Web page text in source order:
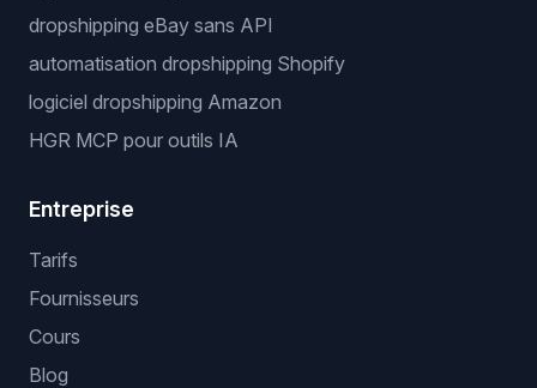
dropshipping eBay sans API
automatisation dropshipping Shopify
logiciel dropshipping Amazon
HGR MCP pour outils IA
Entreprise
Tarifs
Fournisseurs
Cours
Blog